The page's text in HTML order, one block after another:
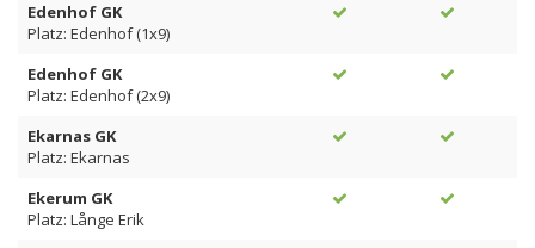
Edenhof GK
Platz: Edenhof (1x9)
Edenhof GK
Platz: Edenhof (2x9)
Ekarnas GK
Platz: Ekarnas
Ekerum GK
Platz: Långe Erik